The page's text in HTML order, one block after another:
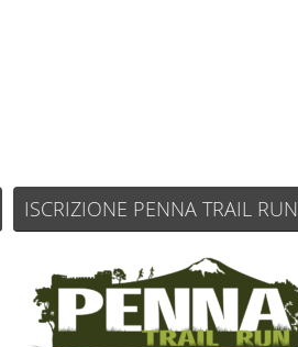
ISCRIZIONE PENNA TRAIL RUN